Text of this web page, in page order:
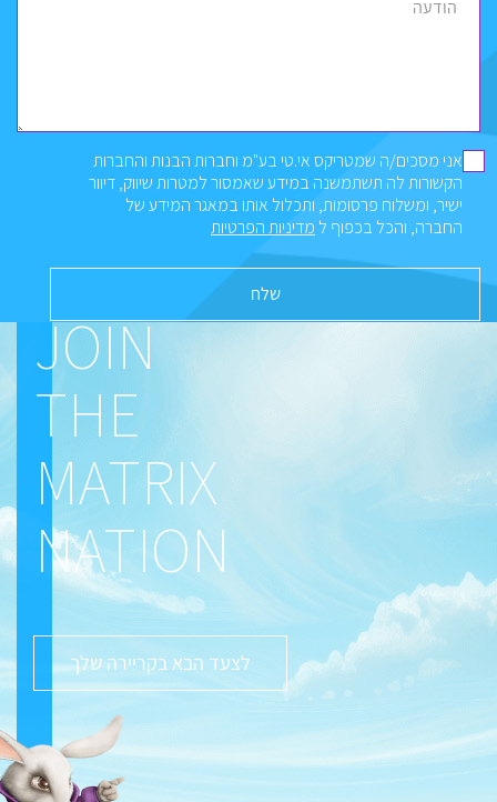
הודעה
אני מסכים/ה שמטריקס אי.טי בע"מ וחברות הבנות והחברות
הקשורות לה תשתמשנה במידע שאמסור למטרות שיווק, דיוור
ישיר, ומשלוח פרסומות, ותכלול אותו במאגר המידע של
החברה, והכל בכפוף ל מדיניות הפרטיות
JOIN
THE
MATRIX
NATION
לצעד הבא בקריירה שלך